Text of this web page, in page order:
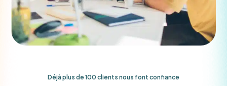
Déjà plus de 100 clients nous font confiance